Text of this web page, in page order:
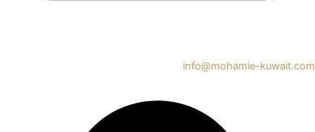
info@mohamie-kuwait.com